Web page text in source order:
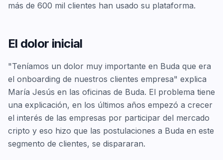
más de 600 mil clientes han usado su plataforma.
El dolor inicial
"Teníamos un dolor muy importante en Buda que era
el onboarding de nuestros clientes empresa" explica
María Jesús en las oficinas de Buda. El problema tiene
una explicación, en los últimos años empezó a crecer
el interés de las empresas por participar del mercado
cripto y eso hizo que las postulaciones a Buda en este
segmento de clientes, se dispararan.